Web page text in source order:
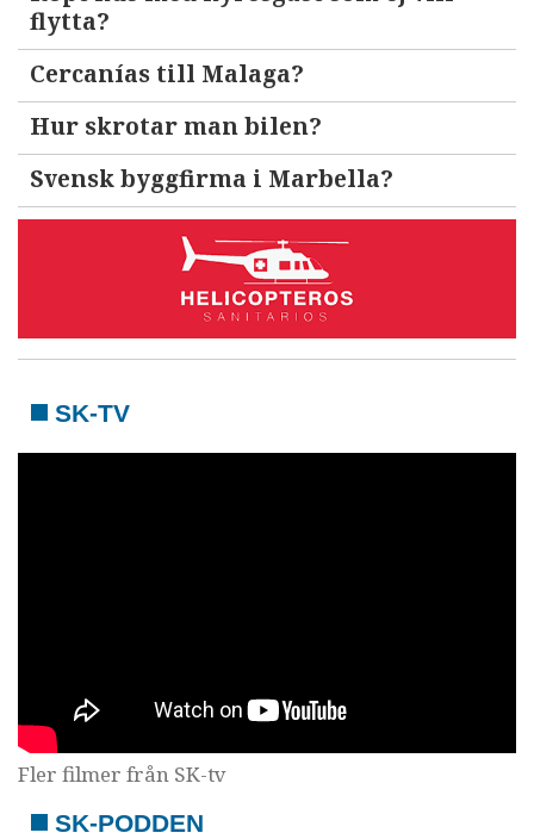
flytta?
Cercanías till Malaga?
Hur skrotar man bilen?
Svensk byggfirma i Marbella?
SK-TV
Fler filmer från SK-tv
SK-PODDEN